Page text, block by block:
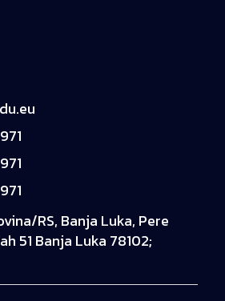
RS, Banja Luka, Pere
51 Banja Luka 78102;